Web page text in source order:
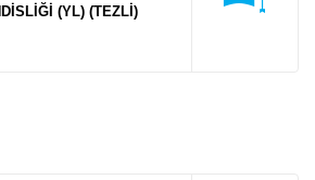
(YL) (TEZLİ)